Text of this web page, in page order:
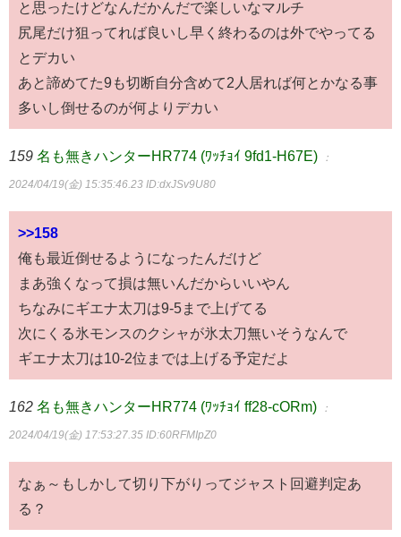
と思ったけどなんだかんだで楽しいなマルチ
尻尾だけ狙ってれば良いし早く終わるのは外でやってる
とデカい
あと諦めてた9も切断自分含めて2人居れば何とかなる事
多いし倒せるのが何よりデカい
159 名も無きハンターHR774 (ﾜｯﾁｮｲ 9fd1-H67E) ：
2024/04/19(金) 15:35:46.23 ID:dxJSv9U80
>>158
俺も最近倒せるようになったんだけど
まあ強くなって損は無いんだからいいやん
ちなみにギエナ太刀は9-5まで上げてる
次にくる氷モンスのクシャが氷太刀無いそうなんで
ギエナ太刀は10-2位までは上げる予定だよ
162 名も無きハンターHR774 (ﾜｯﾁｮｲ ff28-cORm) ：
2024/04/19(金) 17:53:27.35 ID:60RFMIpZ0
なぁ～もしかして切り下がりってジャスト回避判定あ
る？